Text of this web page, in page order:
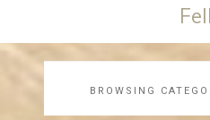
BROWSING